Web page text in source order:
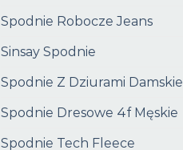
Spodnie Robocze Jeans
Sinsay Spodnie
Spodnie Z Dziurami Damskie
Spodnie Dresowe 4f Męskie
Spodnie Tech Fleece